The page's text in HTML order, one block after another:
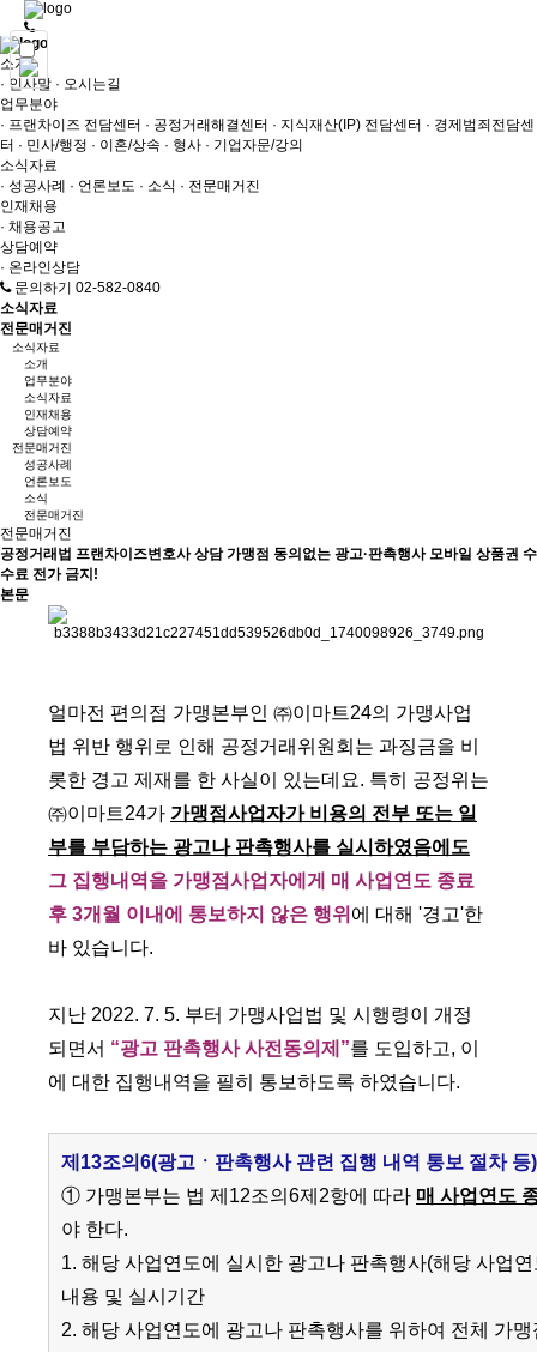
Close
소개
· 인사말 · 오시는길
업무분야
· 프랜차이즈 전담센터 · 공정거래해결센터 · 지식재산(IP) 전담센터 · 경제범죄전담센
터 · 민사/행정 · 이혼/상속 · 형사 · 기업자문/강의
소식자료
· 성공사례 · 언론보도 · 소식 · 전문매거진
인재채용
· 채용공고
상담예약
· 온라인상담
문의하기 02-582-0840
소식자료
전문매거진
소식자료
소개
업무분야
소식자료
인재채용
상담예약
전문매거진
성공사례
언론보도
소식
전문매거진
전문매거진
공정거래법 프랜차이즈변호사 상담 가맹점 동의없는 광고·판촉행사 모바일 상품권 수
수료 전가 금지!
본문
얼마전 편의점 가맹본부인 ㈜이마트24의 가맹사업
법 위반 행위로 인해 공정거래위원회는 과징금을 비
롯한 경고 제재를 한 사실이 있는데요. 특히 공정위는
㈜이마트24가 가맹점사업자가 비용의 전부 또는 일
부를 부담하는 광고나 판촉행사를 실시하였음에도
그 집행내역을 가맹점사업자에게 매 사업연도 종료
후 3개월 이내에 통보하지 않은 행위 에 대해 '경고'한
바 있습니다.
지난 2022. 7. 5. 부터 가맹사업법 및 시행령이 개정
되면서 “광고 판촉행사 사전동의제”를 도입하고, 이
에 대한 집행내역을 필히 통보하도록 하였습니다.
제13조의6(광고ㆍ판촉행사 관련 집행 내역 통보 절차 등)
① 가맹본부는 법 제12조의6제2항에 따라 매 사업연도
야 한다.
1. 해당 사업연도에 실시한 광고나 판촉행사(해당 사업
내용 및 실시기간
2. 해당 사업연도에 광고나 판촉행사를 위하여 전체 가